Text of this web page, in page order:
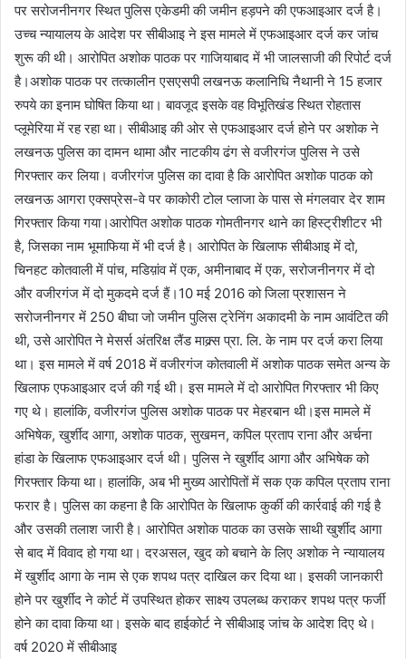
पर सरोजनीनगर स्थित पुलिस एकेडमी की जमीन हड़पने की एफआइआर दर्ज है।
उच्च न्यायालय के आदेश पर सीबीआइ ने इस मामले में एफआइआर दर्ज कर जांच
शुरू की थी। आरोपित अशोक पाठक पर गाजियाबाद में भी जालसाजी की रिपोर्ट दर्ज
है।अशोक पाठक पर तत्कालीन एसएसपी लखनऊ कलानिधि नैथानी ने 15 हजार
रुपये का इनाम घोषित किया था। बावजूद इसके वह विभूतिखंड स्थित रोहतास
प्लूमेरिया में रह रहा था। सीबीआइ की ओर से एफआइआर दर्ज होने पर अशोक ने
लखनऊ पुलिस का दामन थामा और नाटकीय ढंग से वजीरगंज पुलिस ने उसे
गिरफ्तार कर लिया। वजीरगंज पुलिस का दावा है कि आरोपित अशोक पाठक को
लखनऊ आगरा एक्सप्रेस-वे पर काकोरी टोल प्लाजा के पास से मंगलवार देर शाम
गिरफ्तार किया गया।आरोपित अशोक पाठक गोमतीनगर थाने का हिस्ट्रीशीटर भी
है, जिसका नाम भूमाफिया में भी दर्ज है। आरोपित के खिलाफ सीबीआइ में दो,
चिनहट कोतवाली में पांच, मडिय़ांव में एक, अमीनाबाद में एक, सरोजनीनगर में दो
और वजीरगंज में दो मुकदमे दर्ज हैं।10 मई 2016 को जिला प्रशासन ने
सरोजनीनगर में 250 बीघा जो जमीन पुलिस ट्रेनिंग अकादमी के नाम आवंटित की
थी, उसे आरोपित ने मेसर्स अंतरिक्ष लैंड माक्र्स प्रा. लि. के नाम पर दर्ज करा लिया
था। इस मामले में वर्ष 2018 में वजीरगंज कोतवाली में अशोक पाठक समेत अन्य के
खिलाफ एफआइआर दर्ज की गई थी। इस मामले में दो आरोपित गिरफ्तार भी किए
गए थे। हालांकि, वजीरगंज पुलिस अशोक पाठक पर मेहरबान थी।इस मामले में
अभिषेक, खुर्शीद आगा, अशोक पाठक, सुखमन, कपिल प्रताप राना और अर्चना
हांडा के खिलाफ एफआइआर दर्ज थी। पुलिस ने खुर्शीद आगा और अभिषेक को
गिरफ्तार किया था। हालांकि, अब भी मुख्य आरोपितों में सक एक कपिल प्रताप राना
फरार है। पुलिस का कहना है कि आरोपित के खिलाफ कुर्की की कार्रवाई की गई है
और उसकी तलाश जारी है। आरोपित अशोक पाठक का उसके साथी खुर्शीद आगा
से बाद में विवाद हो गया था। दरअसल, खुद को बचाने के लिए अशोक ने न्यायालय
में खुर्शीद आगा के नाम से एक शपथ पत्र दाखिल कर दिया था। इसकी जानकारी
होने पर खुर्शीद ने कोर्ट में उपस्थित होकर साक्ष्य उपलब्ध कराकर शपथ पत्र फर्जी
होने का दावा किया था। इसके बाद हाईकोर्ट ने सीबीआइ जांच के आदेश दिए थे।
वर्ष 2020 में सीबीआइ